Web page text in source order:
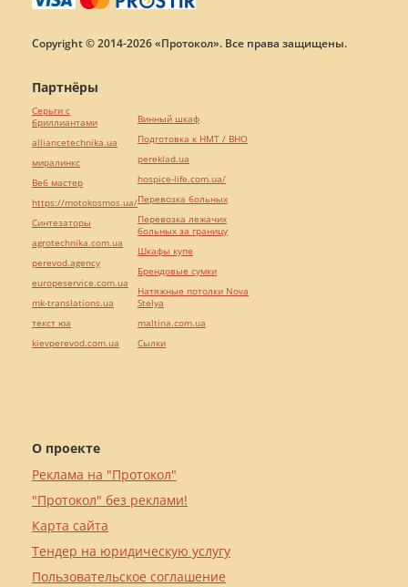
Copyright © 2014-2026 «Протокол». Все права защищены.
О проекте
Реклама на "Протокол"
"Протокол" без реклами!
Карта сайта
Тендер на юридическую услугу
Пользовательское соглашение
Партнёры
Серьги с
бриллиантами
alliancetechnika.ua
миралинкс
Веб мастер
https://motokosmos.ua/
Синтезаторы
agrotechnika.com.ua
perevod.agency
europeservice.com.ua
mk-translations.ua
текст юа
kievperevod.com.ua
Винный шкаф
Подготовка к НМТ / ВНО
pereklad.ua
hospice-life.com.ua/
Перевозка больных
Перевозка лежачих
больных за границу
Шкафы купе
Брендовые сумки
Натяжные потолки Nova
Stelya
maltina.com.ua
Cылки